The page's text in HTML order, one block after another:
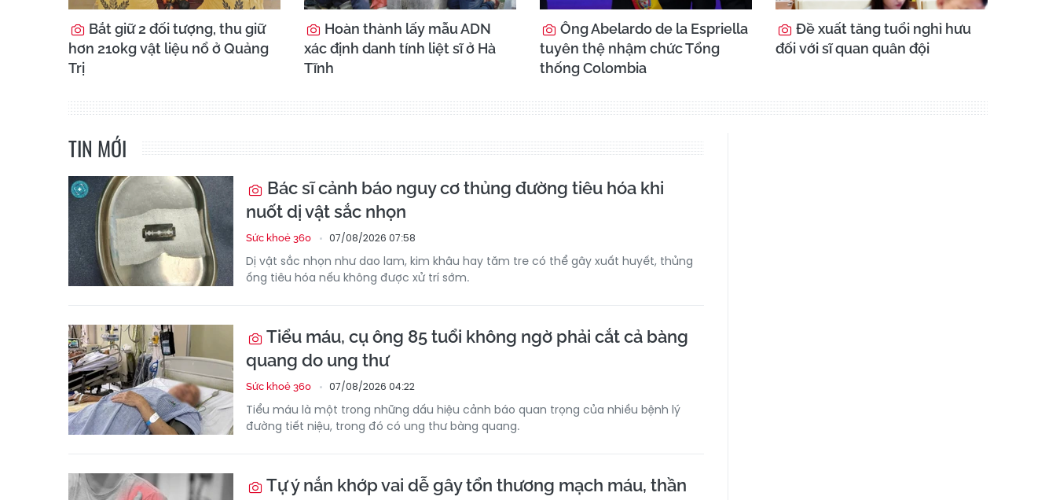
Bắt giữ 2 đối tượng, thu giữ
hơn 210kg vật liệu nổ ở Quảng
Trị
Hoàn thành lấy mẫu ADN
xác định danh tính liệt sĩ ở Hà
Tĩnh
Ông Abelardo de la Espriella
tuyên thệ nhậm chức Tổng
thống Colombia
Đề xuất tăng tuổi nghỉ hưu
đối với sĩ quan quân đội
TIN MỚI
Bác sĩ cảnh báo nguy cơ thủng đường tiêu hóa khi
nuốt dị vật sắc nhọn
Sức khoẻ 360 07/08/2026 07:58
Dị vật sắc nhọn như dao lam, kim khâu hay tăm tre có thể gây xuất huyết, thủng
ống tiêu hóa nếu không được xử trí sớm.
Tiểu máu, cụ ông 85 tuổi không ngờ phải cắt cả bàng
quang do ung thư
Sức khoẻ 360 07/08/2026 04:22
Tiểu máu là một trong những dấu hiệu cảnh báo quan trọng của nhiều bệnh lý
đường tiết niệu, trong đó có ung thư bàng quang.
Tự ý nắn khớp vai dễ gây tổn thương mạch máu, thần